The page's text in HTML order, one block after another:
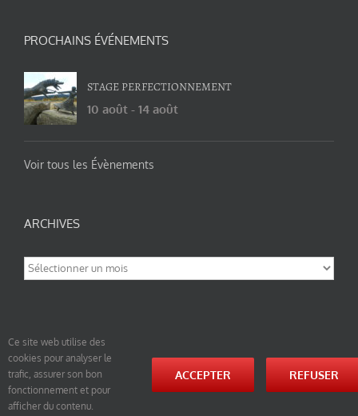
PROCHAINS ÉVÉNEMENTS
STAGE PERFECTIONNEMENT
10 août - 14 août
Voir tous les Évènements
ARCHIVES
Archives
© tao-yin.co © TAO-YIN.fr Georges Charles, Hormis les pages https://tao-yin.fr/georges-charles/
et https://tao-yin.fr/san-yiquan-le-poing-des-trois-harmonies/ sous licence Creative Commons
Paternité-Partage des Conditions Initiales à l’Identique 3.0 Unported (photos de ces pages non
Ce site web utilise des
cookies pour analyser le
trafic, assurer son bon
fonctionnement et pour
afficher du contenu.
ACCEPTER REFUSER